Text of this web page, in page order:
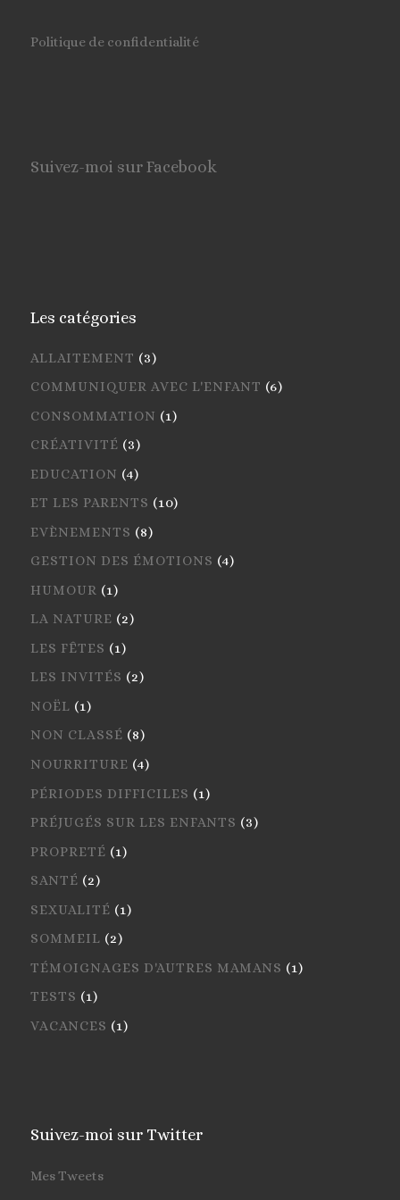
Politique de confidentialité
Suivez-moi sur Facebook
Les catégories
ALLAITEMENT (3)
COMMUNIQUER AVEC L'ENFANT (6)
CONSOMMATION (1)
CRÉATIVITÉ (3)
EDUCATION (4)
ET LES PARENTS (10)
EVÈNEMENTS (8)
GESTION DES ÉMOTIONS (4)
HUMOUR (1)
LA NATURE (2)
LES FÊTES (1)
LES INVITÉS (2)
NOËL (1)
NON CLASSÉ (8)
NOURRITURE (4)
PÉRIODES DIFFICILES (1)
PRÉJUGÉS SUR LES ENFANTS (3)
PROPRETÉ (1)
SANTÉ (2)
SEXUALITÉ (1)
SOMMEIL (2)
TÉMOIGNAGES D'AUTRES MAMANS (1)
TESTS (1)
VACANCES (1)
Suivez-moi sur Twitter
Mes Tweets